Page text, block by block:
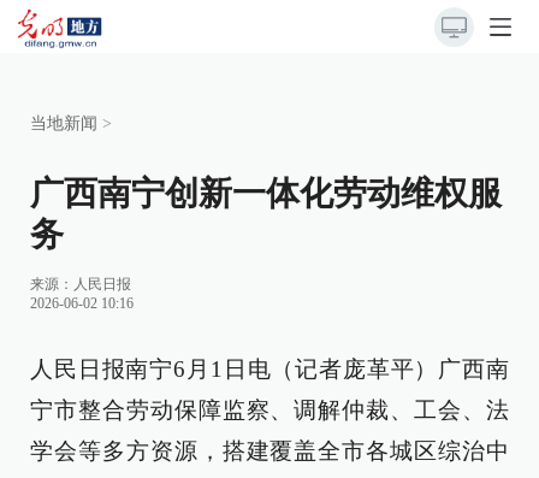
当地新闻 >
广西南宁创新一体化劳动维权服
务
来源： 人民日报
2026-06-02 10:16
人民日报南宁6月1日电（记者庞革平）广西南
宁市整合劳动保障监察、调解仲裁、工会、法
学会等多方资源，搭建覆盖全市各城区综治中